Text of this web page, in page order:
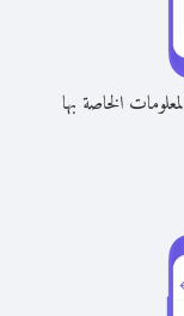
الخاصة بها